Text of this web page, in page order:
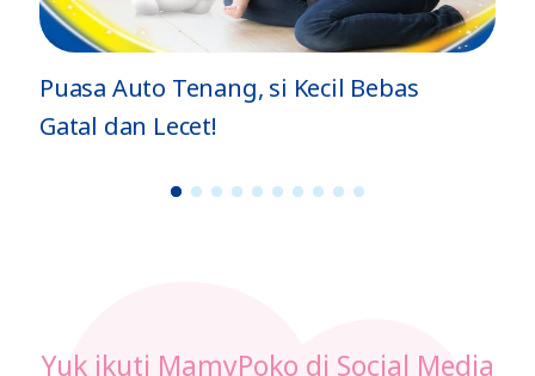
Puasa Auto Tenang, si Kecil Bebas
Gatal dan Lecet!
1 2 3 4 5 6 7 8 9 1
Yuk ikuti MamyPoko di Social Media